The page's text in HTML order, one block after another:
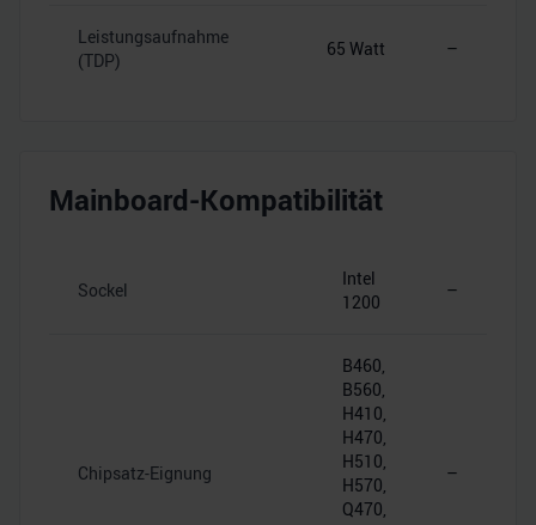
Leistungsaufnahme
(TDP)
65 Watt –
Mainboard-Kompatibilität
Sockel
Intel
1200
–
Chipsatz-Eignung
B460,
B560,
H410,
H470,
H510,
H570,
Q470,
–